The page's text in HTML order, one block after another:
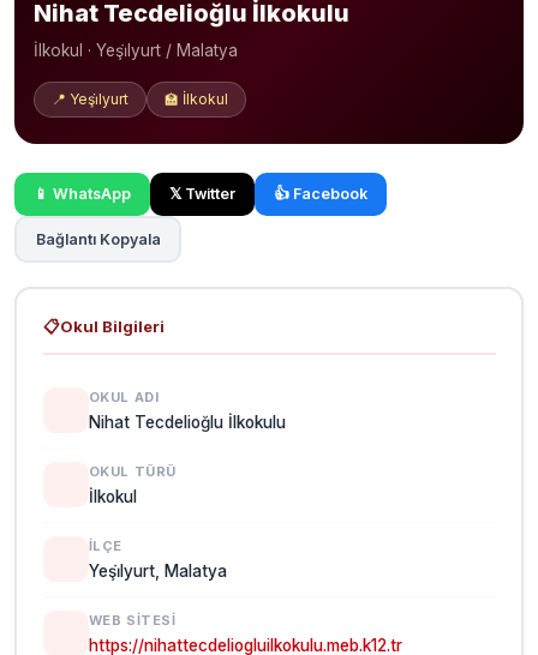
Nihat Tecdelioğlu İlkokulu
İlkokul · Yeşi̇lyurt / Malatya
📍 Yeşi̇lyurt 🏫 İlkokul
📱 WhatsApp 𝕏 Twitter 👍 Facebook
Bağlantı Kopyala
📋Okul Bilgileri
OKUL ADI
Nihat Tecdelioğlu İlkokulu
OKUL TÜRÜ
İlkokul
İLÇE
Yeşi̇lyurt, Malatya
WEB SITESI
https://nihattecdeliogluilkokulu.meb.k12.tr